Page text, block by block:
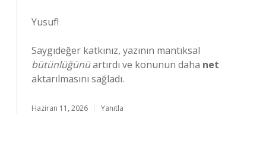
Yusuf!
Saygıdeğer katkınız, yazının mantıksal
bütünlüğünüartırdı ve konunun daha net
aktarılmasını sağladı.
Haziran 11, 2026 Yanıtla